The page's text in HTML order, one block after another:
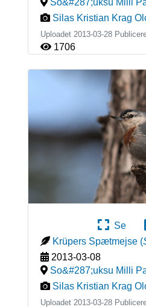
So&#287;uksu Milli
Silas Kristian Krag
Uploadet 2013-03-28
1706
Se
Krüpers Spætmejse (
2013-03-08
So&#287;uksu Milli
Silas Kristian Krag
Uploadet 2013-03-28